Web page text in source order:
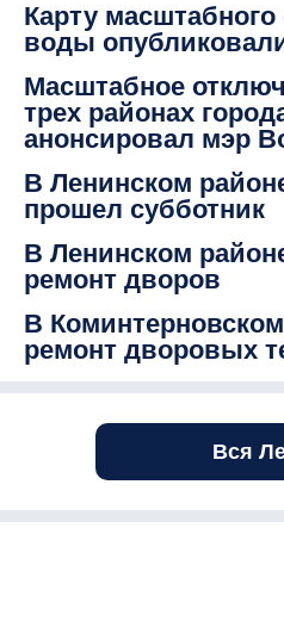
Карту
воды
Масштабное
трех районах
анонсировал мэр
В Ленинском
прошел субботник
В Ленинском
ремонт дворов
В
ремонт дворовых
Вся